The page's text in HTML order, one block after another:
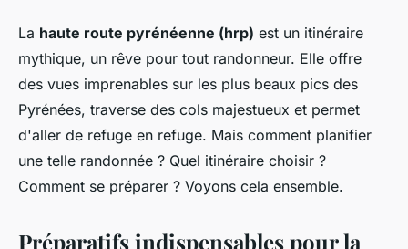
Comment planifier une
randonnée sur le sentier de la
haute route pyrénéenne :
préparatifs et itinéraires ?
Nino •4 juin 2024•6 min de lecture
La haute route pyrénéenne (hrp) est un itinéraire
mythique, un rêve pour tout randonneur. Elle offre
des vues imprenables sur les plus beaux pics des
Pyrénées, traverse des cols majestueux et permet
d'aller de refuge en refuge. Mais comment planifier
une telle randonnée ? Quel itinéraire choisir ?
Comment se préparer ? Voyons cela ensemble.
Préparatifs indispensables pour la